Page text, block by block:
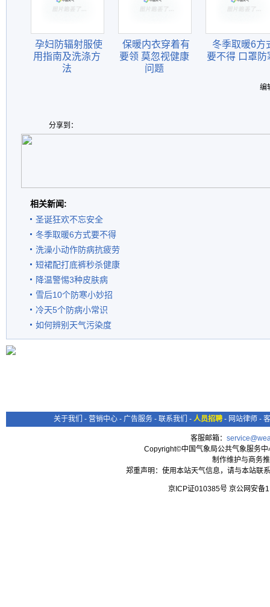
孕妇防辐射服使
用指南及洗涤方
法
保暖内衣穿着有
要领 莫忽视健康
问题
冬季取暖6方
要不得 口罩防
编
分享到：
相关新闻:
圣诞狂欢不忘安全
冬季取暖6方式要不得
洗澡小动作防病抗疲劳
短裙配打底裤秒杀健康
降温警惕3种皮肤病
雪后10个防寒小妙招
冷天5个防病小常识
如何辨别天气污染度
关于我们 - 营销中心 - 广告服务 - 联系我们 - 人员招聘 - 网站律师 -
客服邮箱：
Copyright©中国气象局公共气象服务
制作维护与商务
郑重声明：使用本站天气信息，请与本站联
京ICP证010385号 京公网安备